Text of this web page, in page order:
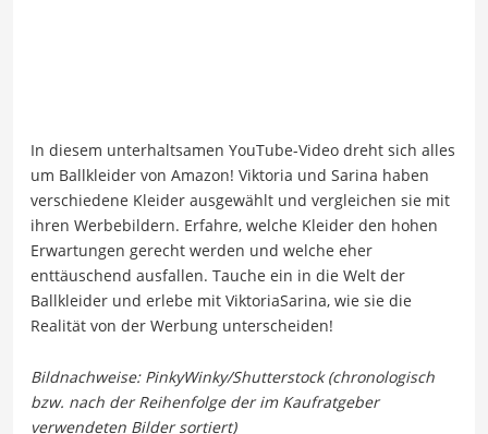
In diesem unterhaltsamen YouTube-Video dreht sich alles
um Ballkleider von Amazon! Viktoria und Sarina haben
verschiedene Kleider ausgewählt und vergleichen sie mit
ihren Werbebildern. Erfahre, welche Kleider den hohen
Erwartungen gerecht werden und welche eher
enttäuschend ausfallen. Tauche ein in die Welt der
Ballkleider und erlebe mit ViktoriaSarina, wie sie die
Realität von der Werbung unterscheiden!